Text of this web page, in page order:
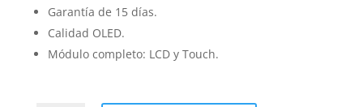
Garantía de 15 días.
Calidad OLED.
Módulo completo: LCD y Touch.